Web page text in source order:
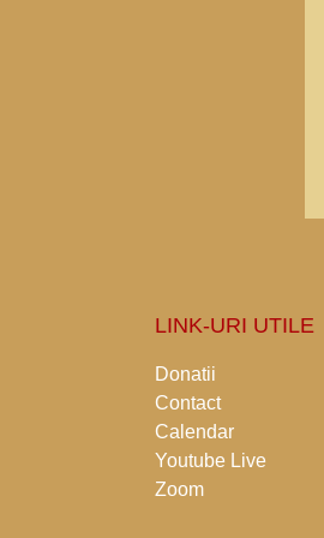
LINK-URI UTILE
Donatii
Contact
Calendar
Youtube Live
Zoom